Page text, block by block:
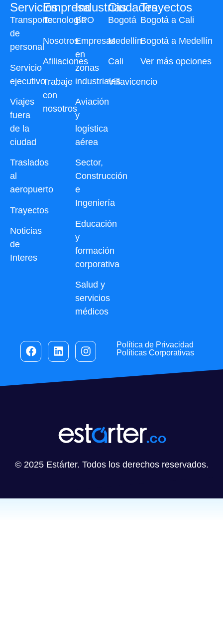
Servicios
Transporte
de
personal
Servicio
ejecutivo
Viajes
fuera
de la
ciudad
Traslados
al
aeropuerto
Trayectos
Noticias
de
Interes
Industrias
BPO
Empresas
en
zonas
industriales
Aviación
y
logística
aérea
Sector,
Construcción
e
Ingeniería
Educación
y
formación
corporativa
Salud y
servicios
médicos
Ciudades
Bogotá
Medellín
Cali
Villavicencio
Trayectos
Bogotá a Cali
Bogotá a Medellín
Ver más opciones
Empresa
Tecnología
Nosotros
Afiliaciones
Trabaje
con
nosotros
Política de Privacidad
Políticas Corporativas
© 2025 Estárter. Todos los derechos reservados.